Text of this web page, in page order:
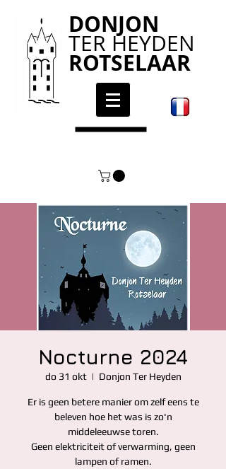
DONJON
TER HEYDEN
ROTSELAAR
Nocturne 2024
do 31 okt
  |
Donjon Ter Heyden
Er is geen betere manier om zelf eens te
beleven hoe het was is zo'n
middeleeuwse toren.
Geen elektriciteit of verwarming, geen
lampen of ramen.